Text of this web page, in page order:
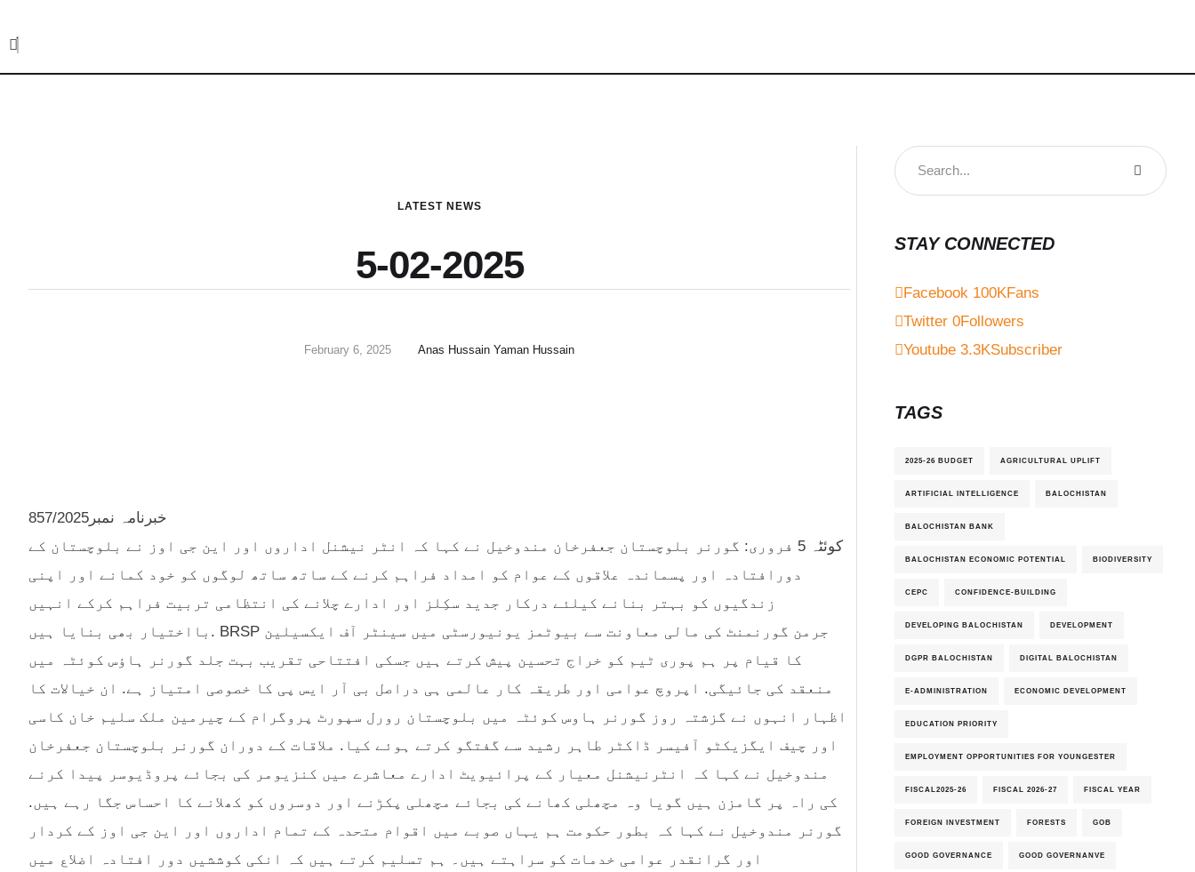
LATEST NEWS
5-02-2025
February 6, 2025 Anas Hussain Yaman Hussain
خبرنامہ نمبر857/2025
کوئٹہ 5 فروری: گورنر بلوچستان جعفرخان مندوخیل نے کہا کہ انٹر نیشنل اداروں اور این جی اوز نے بلوچستان کے
دورافتادہ اور پسماندہ علاقوں کے عوام کو امداد فراہم کرنے کے ساتھ ساتھ لوگوں کو خود کمانے اور اپنی
زندگیوں کو بہتر بنانے کیلئے درکار جدید سکِلز اور ادارے چلانے کی انتظامی تربیت فراہم کرکے انہیں
بااختیار بھی بنایا ہیں. BRSP جرمن گورنمنٹ کی مالی معاونت سے بیوٹمز یونیورسٹی میں سینٹر آف ایکسیلین
کا قیام پر ہم پوری ٹیم کو خراج تحسین پیش کرتے ہیں جسکی افتتاحی تقریب بہت جلد گورنر ہاؤس کوئٹہ میں
منعقد کی جائیگی. اپروچ عوامی اور طریقہ کار عالمی ہی دراصل بی آر ایس پی کا خصوصی امتیاز ہے. ان خیالات کا
اظہار انہوں نے گزشتہ روز گورنر ہاوس کوئٹہ میں بلوچستان رورل سپورٹ پروگرام کے چیرمین ملک سلیم خان کاسی
اور چیف ایگزیکٹو آفیسر ڈاکٹر طاہر رشید سے گفتگو کرتے ہوئے کیا. ملاقات کے دوران گورنر بلوچستان جعفرخان
مندوخیل نے کہا کہ انٹرنیشنل معیار کے پرائیویٹ ادارے معاشرے میں کنزیومر کی بجائے پروڈیوسر پیدا کرنے
کی راہ پر گامزن ہیں گویا وہ مچھلی کھانے کی بجائے مچھلی پکڑنے اور دوسروں کو کھلانے کا احساس جگا رہے ہیں.
گورنر مندوخیل نے کہا کہ بطور حکومت ہم یہاں صوبے میں اقوام متحدہ کے تمام اداروں اور این جی اوز کے کردار
اور گرانقدر عوامی خدمات کو سراہتے ہیں۔ ہم تسلیم کرتے ہیں کہ انکی کوششیں دور افتادہ اضلاع میں
STAY CONNECTED
Facebook 100KFans
Twitter 0Followers
Youtube 3.3KSubscriber
TAGS
2025-26 BUDGET AGRICULTURAL UPLIFT
ARTIFICIAL INTELLIGENCE BALOCHISTAN
BALOCHISTAN BANK
BALOCHISTAN ECONOMIC POTENTIAL BIODIVERSITY
CEPC CONFIDENCE-BUILDING
DEVELOPING BALOCHISTAN DEVELOPMENT
DGPR BALOCHISTAN DIGITAL BALOCHISTAN
E-ADMINISTRATION ECONOMIC DEVELOPMENT
EDUCATION PRIORITY
EMPLOYMENT OPPORTUNITIES FOR YOUNGESTER
FISCAL2025-26 FISCAL 2026-27 FISCAL YEAR
FOREIGN INVESTMENT FORESTS GOB
GOOD GOVERNANCE GOOD GOVERNANVE